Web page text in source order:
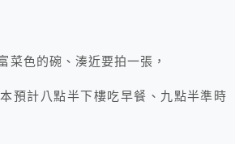
菜色的碗、湊近要拍一張，
預計八點半下樓吃早餐、九點半準時